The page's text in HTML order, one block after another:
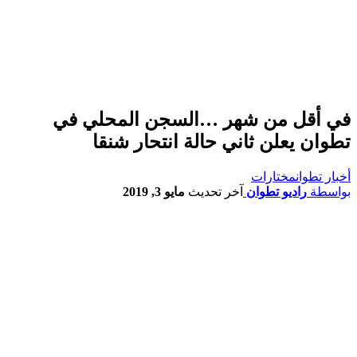
في أقل من شهر …السجن المحلي في
تطوان يعلن ثاني حالة انتحار شنقا
أخبار تطوانمختارات
بواسطة راديو تطوان آخر تحديث مايو 3, 2019